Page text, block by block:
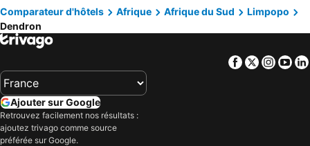
Alldays, Limpopo Hôtels
Vivo, Limpopo Hôtels
Le Cap, Cap-Occidental Hôtels
Johannesbourg, Gauteng Hôtels
Durban, KwaZulu-Natal Hôtels
Port Elizabeth, Ostkap Hôtels
East London, Ostkap Hôtels
Ballito, KwaZulu-Natal Hôtels
Hermanus, Cap-Occidental Hôtels
Comparateur d'hôtels Afrique Afrique du Sud
Limpopo
Dendron
Facebook
Twitter
Ajouter sur Google
Retrouvez facilement nos résultats :
ajoutez trivago comme source
préférée sur Google.